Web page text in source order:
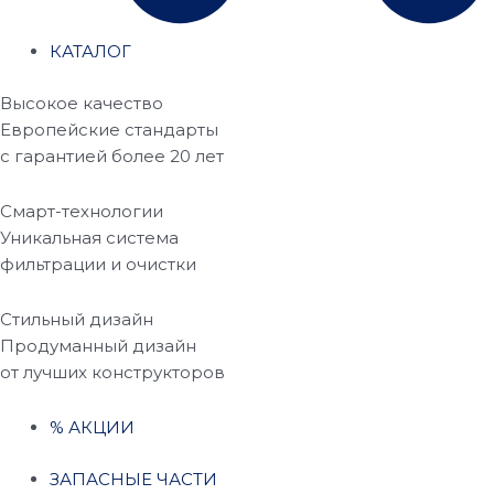
КАТАЛОГ
Высокое качество
Европейские стандарты
с гарантией более 20 лет
Смарт-технологии
Уникальная система
фильтрации и очистки
Стильный дизайн
Продуманный дизайн
от лучших конструкторов
% АКЦИИ
ЗАПАСНЫЕ ЧАСТИ